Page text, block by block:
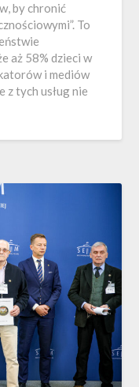
by chronić
To
aż 58% dzieci w
i mediów
z tych usług nie